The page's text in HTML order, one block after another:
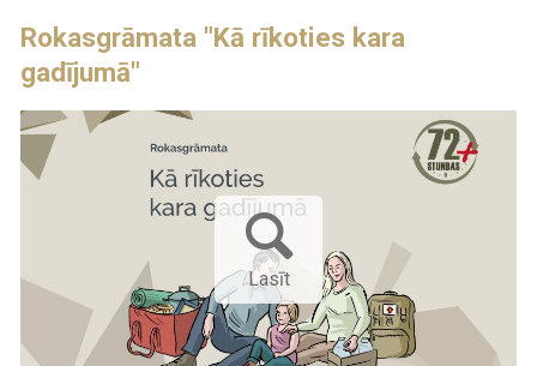
Rokasgrāmata "Kā rīkoties kara
gadījumā"
Lasīt